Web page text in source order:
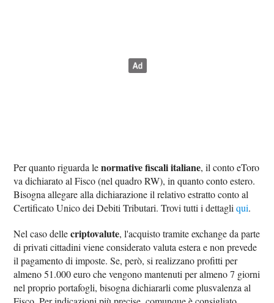
Per quanto riguarda lenormative fiscali italiane, il conto eToro
va dichiarato al Fisco (nel quadro RW), in quanto conto estero.
Bisogna allegare alla dichiarazione il relativo estratto conto al
Certificato Unico dei Debiti Tributari. Trovi tutti i dettagliqui.
Nel caso dellecriptovalute, l'acquisto tramite exchange da parte
di privati cittadini viene considerato valuta estera e non prevede
il pagamento di imposte. Se, però, si realizzano profitti per
almeno 51.000 euro che vengono mantenuti per almeno 7 giorni
nel proprio portafogli, bisogna dichiararli come plusvalenza al